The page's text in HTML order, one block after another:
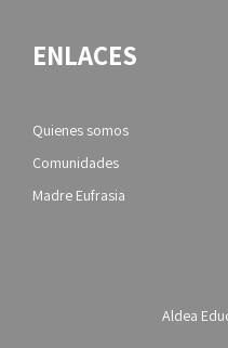
ENLACES
Quienes somos
Comunidades
Madre Eufrasia
Aldea